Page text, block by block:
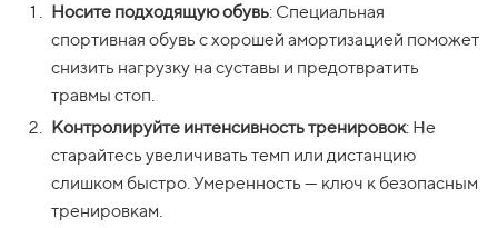
Носите подходящую обувь: Специальная
спортивная обувь с хорошей амортизацией поможет
снизить нагрузку на суставы и предотвратить
травмы стоп.
Контролируйте интенсивность тренировок: Не
старайтесь увеличивать темп или дистанцию
слишком быстро. Умеренность — ключ к безопасным
тренировкам.